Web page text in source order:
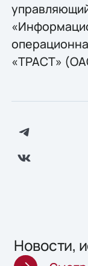
«ТРАСТ»
Новости,